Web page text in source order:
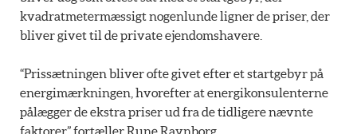
kvadratmetermæssigt nogenlunde ligner de priser, der
bliver givet til de private ejendomshavere.
“Prissætningen bliver ofte givet efter et startgebyr på
energimærkningen, hvorefter at energikonsulenterne
pålægger de ekstra priser ud fra de tidligere nævnte
faktorer,” fortæller Rune Ravnborg.